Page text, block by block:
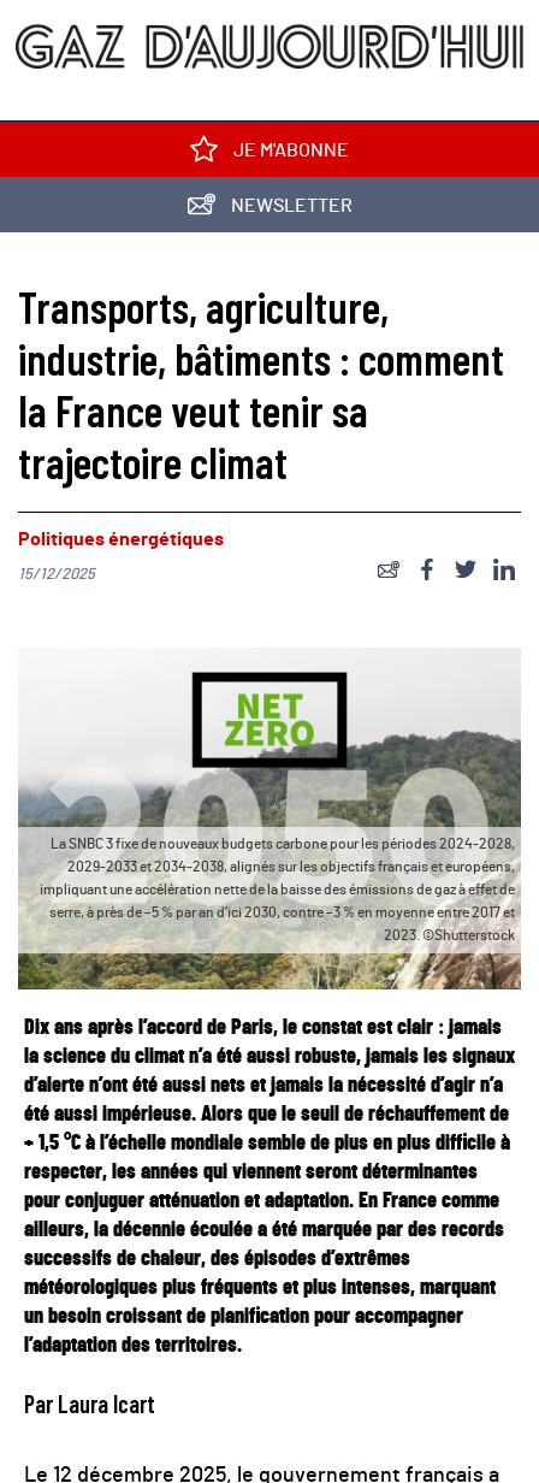
JE M'ABONNE
NEWSLETTER
Transports, agriculture,
industrie, bâtiments : comment
la France veut tenir sa
trajectoire climat
Politiques énergétiques
15/12/2025
La SNBC 3 fixe de nouveaux budgets carbone pour les périodes 2024-2028,
2029-2033 et 2034-2038, alignés sur les objectifs français et européens,
impliquant une accélération nette de la baisse des émissions de gaz à effet de
serre, à près de –5 % par an d’ici 2030, contre –3 % en moyenne entre 2017 et
2023. ©Shutterstock
Dix ans après l’accord de Paris, le constat est clair : jamais
la science du climat n’a été aussi robuste, jamais les signaux
d’alerte n’ont été aussi nets et jamais la nécessité d’agir n’a
été aussi impérieuse. Alors que le seuil de réchauffement de
+ 1,5 °C à l’échelle mondiale semble de plus en plus difficile à
respecter, les années qui viennent seront déterminantes
pour conjuguer atténuation et adaptation. En France comme
ailleurs, la décennie écoulée a été marquée par des records
successifs de chaleur, des épisodes d’extrêmes
météorologiques plus fréquents et plus intenses, marquant
un besoin croissant de planification pour accompagner
l’adaptation des territoires.
Par Laura Icart
Le 12 décembre 2025, le gouvernement français a